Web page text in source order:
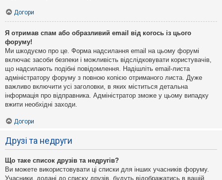
Догори
Я отримав спам або образливий email від когось із цього
форуму!
Ми шкодуємо про це. Форма надсилання email на цьому форумі
включає засоби безпеки і можливість відслідковувати користувачів,
що надсилають подібні повідомлення. Надішліть email-листа
адміністратору форуму з повною копією отриманого листа. Дуже
важливо включити усі заголовки, в яких міститься детальна
інформація про відправника. Адміністратор зможе у цьому випадку
вжити необхідні заходи.
Догори
Друзі та недруги
Що таке список друзів та недругів?
Ви можете використовувати ці списки для інших учасників форуму.
Учасники, додані до списку друзів, будуть відображатись в вашій